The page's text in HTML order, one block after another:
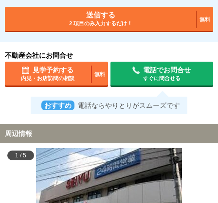
送信する
2 項目のみ入力するだけ！
無料
不動産会社にお問合せ
見学予約する
内見・お店訪問の相談
無料
電話でお問合せ
すぐに問合せる
おすすめ 電話ならやりとりがスムーズです
周辺情報
1 /5